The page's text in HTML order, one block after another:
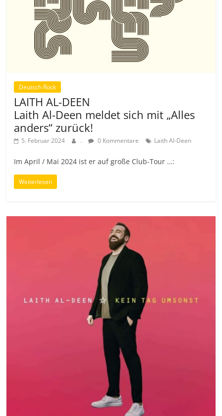
Deutsch Rock
LAITH AL-DEEN
Laith Al-Deen meldet sich mit „Alles
anders“ zurück!
5. Februar 2024 . 0 Kommentare Laith Al-Deen
Im April / Mai 2024 ist er auf große Club-Tour …:
Weiterlesen